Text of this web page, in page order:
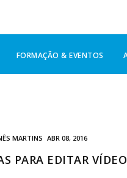
FORMAÇÃO & EVENTOS
MARTINS ABR 08, 2016
PARA EDITAR